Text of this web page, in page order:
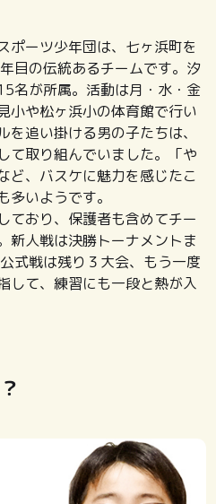
ポーツ少年団は、七ヶ浜町を
目の伝統あるチームです。汐
名が所属。活動は月・水・金
小や松ヶ浜小の体育館で行い
追い掛ける男の子たちは、
て取り組んでいました。「や
ど、バスケに魅力を感じたこ
多いようです。
ており、保護者も含めてチー
新人戦は決勝トーナメントま
式戦は残り３大会、もう一度
して、練習にも一段と熱が入